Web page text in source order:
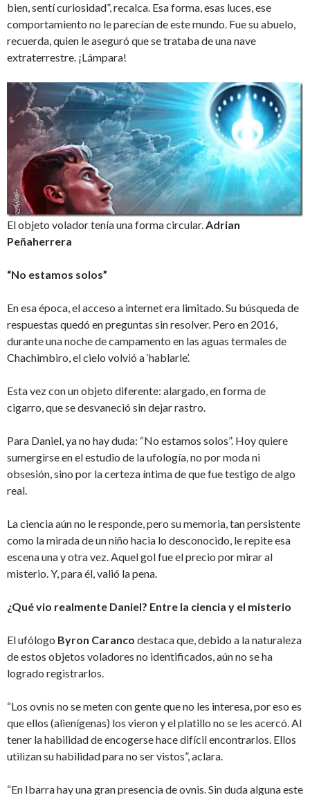
bien, sentí curiosidad”, recalca. Esa forma, esas luces, ese
comportamiento no le parecían de este mundo. Fue su abuelo,
recuerda, quien le aseguró que se trataba de una nave
extraterrestre. ¡Lámpara!
El objeto volador tenía una forma circular.Adrian
Peñaherrera
“No estamos solos”
En esa época, el acceso a internet era limitado. Su búsqueda de
respuestas quedó en preguntas sin resolver. Pero en 2016,
durante una noche de campamento en las aguas termales de
Chachimbiro, el cielo volvió a ‘hablarle’.
Esta vez con un objeto diferente: alargado, en forma de
cigarro, que se desvaneció sin dejar rastro.
Para Daniel, ya no hay duda: “No estamos solos”. Hoy quiere
sumergirse en el estudio de la ufología, no por moda ni
obsesión, sino por la certeza íntima de que fue testigo de algo
real.
La ciencia aún no le responde, pero su memoria, tan persistente
como la mirada de un niño hacia lo desconocido, le repite esa
escena una y otra vez. Aquel gol fue el precio por mirar al
misterio. Y, para él, valió la pena.
¿Qué vio realmente Daniel? Entre la ciencia y el misterio
El ufólogo Byron Caranco destaca que, debido a la naturaleza
de estos objetos voladores no identificados, aún no se ha
logrado registrarlos.
“Los ovnis no se meten con gente que no les interesa, por eso es
que ellos (alienígenas) los vieron y el platillo no se les acercó. Al
tener la habilidad de encogerse hace difícil encontrarlos. Ellos
utilizan su habilidad para no ser vistos”, aclara.
“En Ibarra hay una gran presencia de ovnis. Sin duda alguna este